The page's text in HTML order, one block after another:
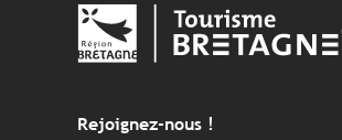
Rejoignez-nous !